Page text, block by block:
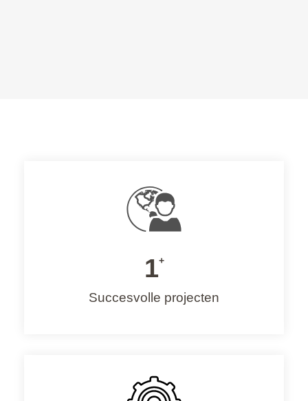
Succesvolle projecten
1+